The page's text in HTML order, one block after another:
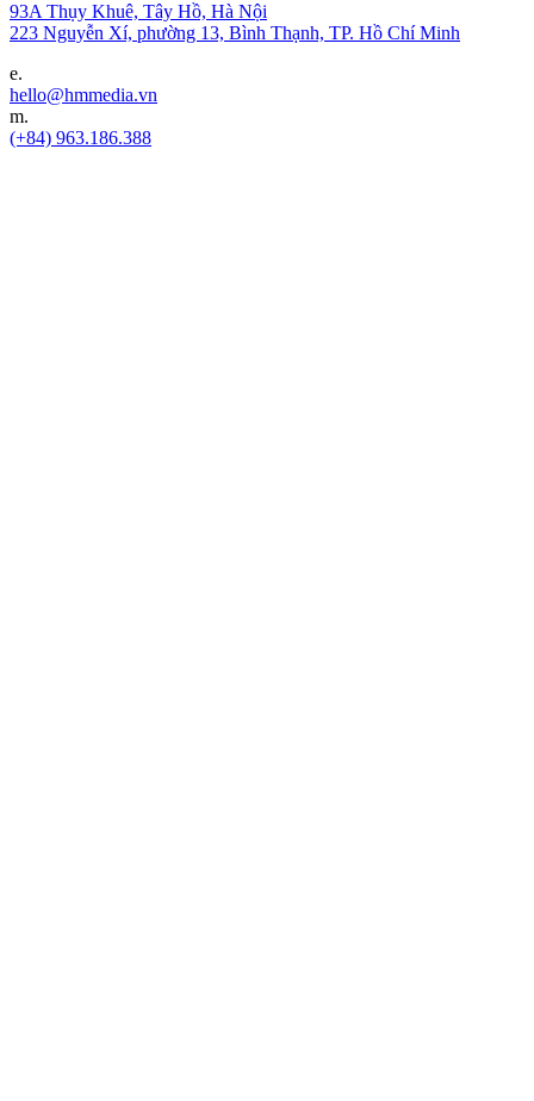
93A Thụy Khuê, Tây Hồ, Hà Nội
223 Nguyễn Xí, phường 13, Bình Thạnh, TP. Hồ Chí Minh
e.
hello@hmmedia.vn
m.
(+84) 963.186.388